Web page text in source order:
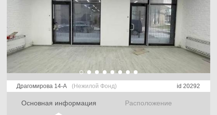
Драгомирова 14-А (Нежилой Фонд) id 20292
Основная информация Расположение